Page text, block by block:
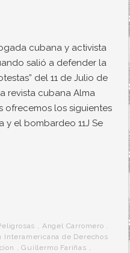
cubana y activista
salió a defender la
del 11 de Julio de
revista cubana Alma
ofrecemos los siguientes
y el bombardeo 11J Se
, Angel Carromero ,
Interamericana de Derechos
,Guillermo Fariñas ,